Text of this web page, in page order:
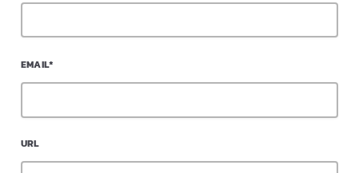
EMAIL*
URL